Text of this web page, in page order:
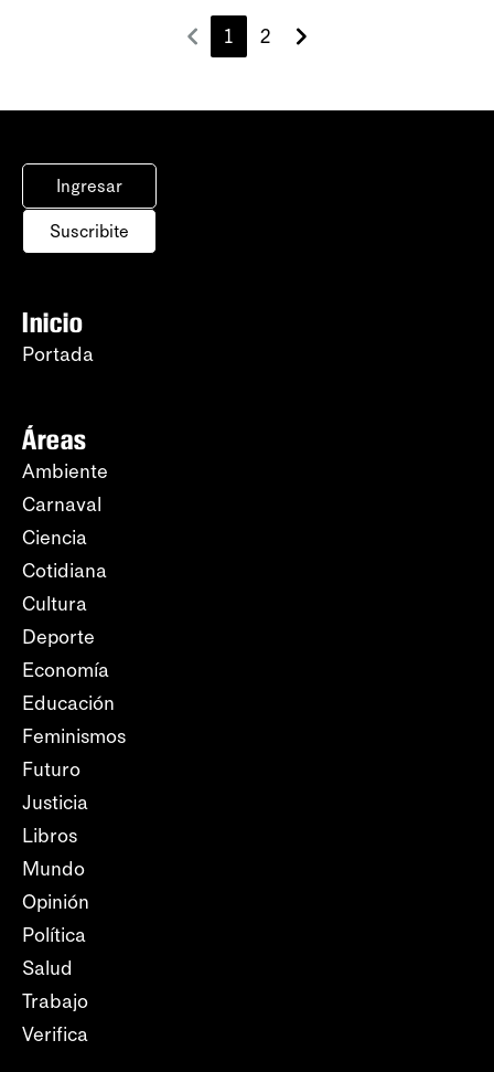
1 2
Ingresar
Suscribite
Inicio
Portada
Áreas
Ambiente
Carnaval
Ciencia
Cotidiana
Cultura
Deporte
Economía
Educación
Feminismos
Futuro
Justicia
Libros
Mundo
Opinión
Política
Salud
Trabajo
Verifica